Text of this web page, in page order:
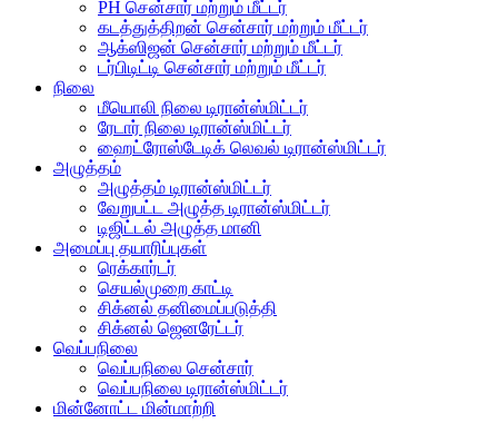
PH சென்சார் மற்றும் மீட்டர்
கடத்துத்திறன் சென்சார் மற்றும் மீட்டர்
ஆக்ஸிஜன் சென்சார் மற்றும் மீட்டர்
டர்பிடிட்டி சென்சார் மற்றும் மீட்டர்
நிலை
மீயொலி நிலை டிரான்ஸ்மிட்டர்
ரேடார் நிலை டிரான்ஸ்மிட்டர்
ஹைட்ரோஸ்டேடிக் லெவல் டிரான்ஸ்மிட்டர்
அழுத்தம்
அழுத்தம் டிரான்ஸ்மிட்டர்
வேறுபட்ட அழுத்த டிரான்ஸ்மிட்டர்
டிஜிட்டல் அழுத்த மானி
அமைப்பு தயாரிப்புகள்
ரெக்கார்டர்
செயல்முறை காட்டி
சிக்னல் தனிமைப்படுத்தி
சிக்னல் ஜெனரேட்டர்
வெப்பநிலை
வெப்பநிலை சென்சார்
வெப்பநிலை டிரான்ஸ்மிட்டர்
மின்னோட்ட மின்மாற்றி